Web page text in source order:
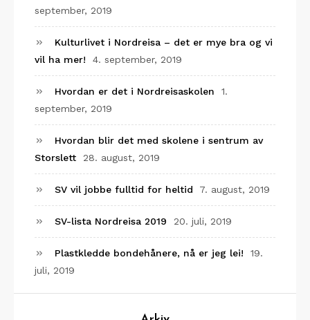
september, 2019
Kulturlivet i Nordreisa – det er mye bra og vi
vil ha mer!
4. september, 2019
Hvordan er det i Nordreisaskolen
1.
september, 2019
Hvordan blir det med skolene i sentrum av
Storslett
28. august, 2019
SV vil jobbe fulltid for heltid 7. august, 2019
SV-lista Nordreisa 2019 20. juli, 2019
Plastkledde bondehånere, nå er jeg lei!
19.
juli, 2019